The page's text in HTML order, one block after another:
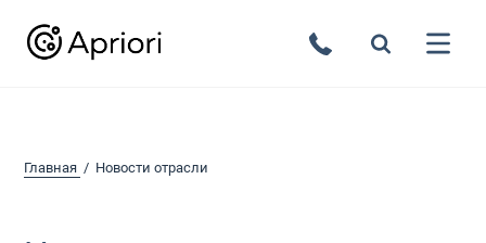
Главная Новости отрасли